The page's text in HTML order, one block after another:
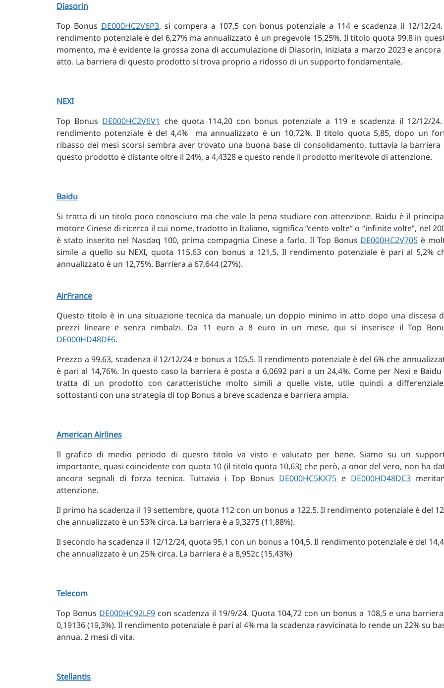
Diasorin
Top Bonus DE000HC2V6P3, si compera a 107,5 con bonus potenziale a 114 e scadenza il 12/12/
rendimento potenziale è del 6,27% ma annualizzato è un pregevole 15,25%. Il titolo quota 99,8 in
momento, ma è evidente la grossa zona di accumulazione di Diasorin, iniziata a marzo 2023 e ancora
atto. La barriera di questo prodotto si trova proprio a ridosso di un supporto fondamentale.
NEXI
Top Bonus DE000HC2V6V1 che quota 114,20 con bonus potenziale a 119 e scadenza il 12/12/
rendimento potenziale è del 4,4% ma annualizzato è un 10,72%. Il titolo quota 5,85, dopo un
ribasso dei mesi scorsi sembra aver trovato una buona base di consolidamento, tuttavia la barriera
questo prodotto è distante oltre il 24%, a 4,4328 e questo rende il prodotto meritevole di attenzione.
Baidu
Si tratta di un titolo poco conosciuto ma che vale la pena studiare con attenzione. Baidu è il
motore Cinese di ricerca il cui nome, tradotto in Italiano, significa “cento volte” o “infinite volte”, nel
è stato inserito nel Nasdaq 100, prima compagnia Cinese a farlo. Il Top Bonus DE000HC2V705 è
simile a quello su NEXI, quota 115,63 con bonus a 121,5. Il rendimento potenziale è pari al 5,2%
annualizzato è un 12,75%. Barriera a 67,644 (27%).
AirFrance
Questo titolo è in una situazione tecnica da manuale, un doppio minimo in atto dopo una discesa
prezzi lineare e senza rimbalzi. Da 11 euro a 8 euro in un mese, qui si inserisce il Top
DE000HD48DF6.
Prezzo a 99,63, scadenza il 12/12/24 e bonus a 105,5. Il rendimento potenziale è del 6% che
è pari al 14,76%. In questo caso la barriera è posta a 6,0692 pari a un 24,4%. Come per Nexi e Baidu
tratta di un prodotto con caratteristiche molto simili a quelle viste, utile quindi a
sottostanti con una strategia di top Bonus a breve scadenza e barriera ampia.
American Airlines
Il grafico di medio periodo di questo titolo va visto e valutato per bene. Siamo su un
importante, quasi coincidente con quota 10 (il titolo quota 10,63) che però, a onor del vero, non ha
ancora segnali di forza tecnica. Tuttavia i Top Bonus DE000HC5KX75 e DE000HD48DC3
attenzione.
Il primo ha scadenza il 19 settembre, quota 112 con un bonus a 122,5. Il rendimento potenziale è del
che annualizzato è un 53% circa. La barriera è a 9,3275 (11,88%).
Il secondo ha scadenza il 12/12/24, quota 95,1 con un bonus a 104,5. Il rendimento potenziale è del
che annualizzato è un 25% circa. La barriera è a 8,952c (15,43%)
Telecom
Top Bonus DE000HC92LF9 con scadenza il 19/9/24. Quota 104,72 con un bonus a 108,5 e una
0,19136 (19,3%). Il rendimento potenziale è pari al 4% ma la scadenza ravvicinata lo rende un 22% su
annua. 2 mesi di vita.
Stellantis